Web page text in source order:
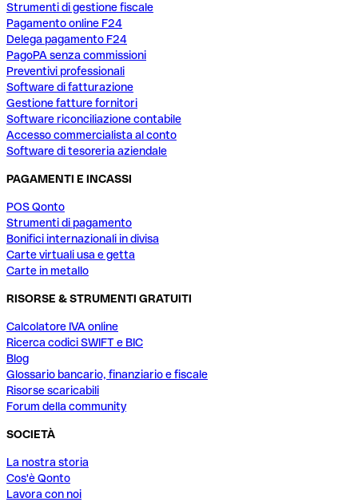
Strumenti di gestione fiscale
Pagamento online F24
Delega pagamento F24
PagoPA senza commissioni
Preventivi professionali
Software di fatturazione
Gestione fatture fornitori
Software riconciliazione contabile
Accesso commercialista al conto
Software di tesoreria aziendale
PAGAMENTI E INCASSI
POS Qonto
Strumenti di pagamento
Bonifici internazionali in divisa
Carte virtuali usa e getta
Carte in metallo
RISORSE & STRUMENTI GRATUITI
Calcolatore IVA online
Ricerca codici SWIFT e BIC
Blog
Glossario bancario, finanziario e fiscale
Risorse scaricabili
Forum della community
SOCIETÀ
La nostra storia
Cos'è Qonto
Lavora con noi